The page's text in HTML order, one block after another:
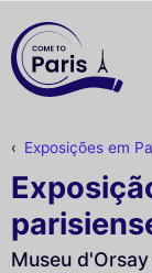
Exposições em
Museu